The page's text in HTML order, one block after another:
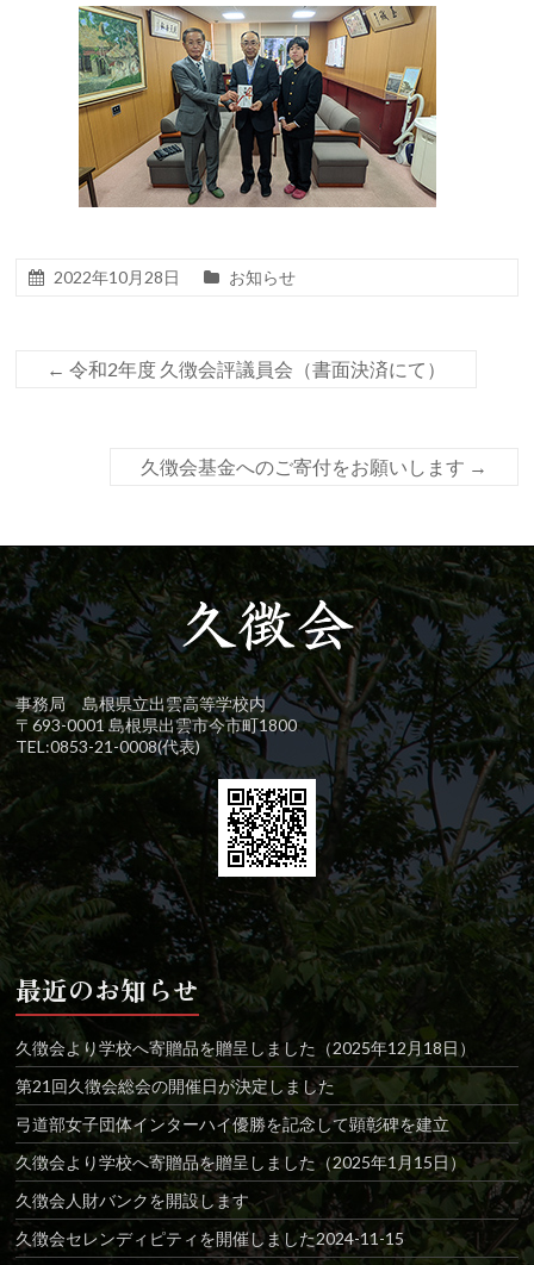
2022年10月28日 お知らせ
← 令和2年度 久徴会評議員会（書面決済にて）
久徴会基金へのご寄付をお願いします →
事務局 島根県立出雲高等学校内
〒693-0001 島根県出雲市今市町1800
TEL:0853-21-0008(代表)
最近のお知らせ
久徴会より学校へ寄贈品を贈呈しました（2025年12月18日）
第21回久徴会総会の開催日が決定しました
弓道部女子団体インターハイ優勝を記念して顕彰碑を建立
久徴会より学校へ寄贈品を贈呈しました（2025年1月15日）
久徴会人財バンクを開設します
久徴会セレンディピティを開催しました2024-11-15